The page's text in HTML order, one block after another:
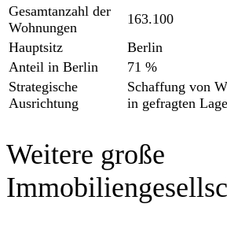
Gesamtanzahl der
Wohnungen
163.100
Hauptsitz
Berlin
Anteil in Berlin
71 %
Strategische
Ausrichtung
Schaffung von
in gefragten
Weitere große